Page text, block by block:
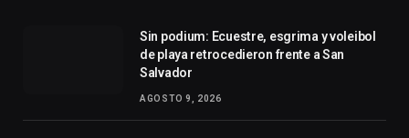
Sin podium: Ecuestre, esgrima y voleibol
de playa retrocedieron frente a San
Salvador
AGOSTO 9, 2026